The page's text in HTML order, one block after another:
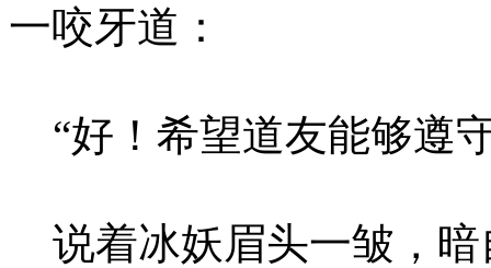
一咬牙道：
“好！希望道友能够遵
说着冰妖眉头一皱，暗